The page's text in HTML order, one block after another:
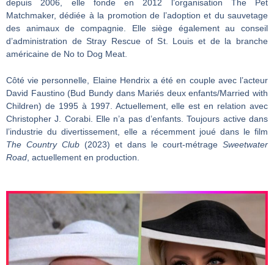
depuis 2006, elle fonde en 2012 l’organisation The Pet
Matchmaker, dédiée à la promotion de l’adoption et du sauvetage
des animaux de compagnie. Elle siège également au conseil
d’administration de Stray Rescue of St. Louis et de la branche
américaine de No to Dog Meat.
Côté vie personnelle, Elaine Hendrix a été en couple avec l’acteur
David Faustino (Bud Bundy dans Mariés deux enfants/Married with
Children) de 1995 à 1997. Actuellement, elle est en relation avec
Christopher J. Corabi. Elle n’a pas d’enfants. Toujours active dans
l’industrie du divertissement, elle a récemment joué dans le film
The Country Club (2023) et dans le court-métrage Sweetwater
Road, actuellement en production.